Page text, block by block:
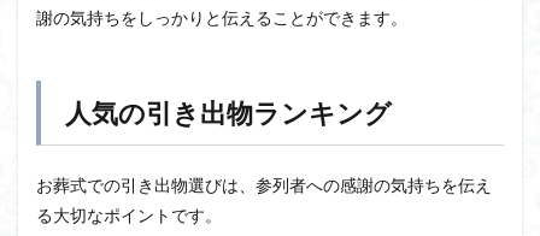
謝の気持ちをしっかりと伝えることができます。
人気の引き出物ランキング
お葬式での引き出物選びは、参列者への感謝の気持ちを伝え
る大切なポイントです。